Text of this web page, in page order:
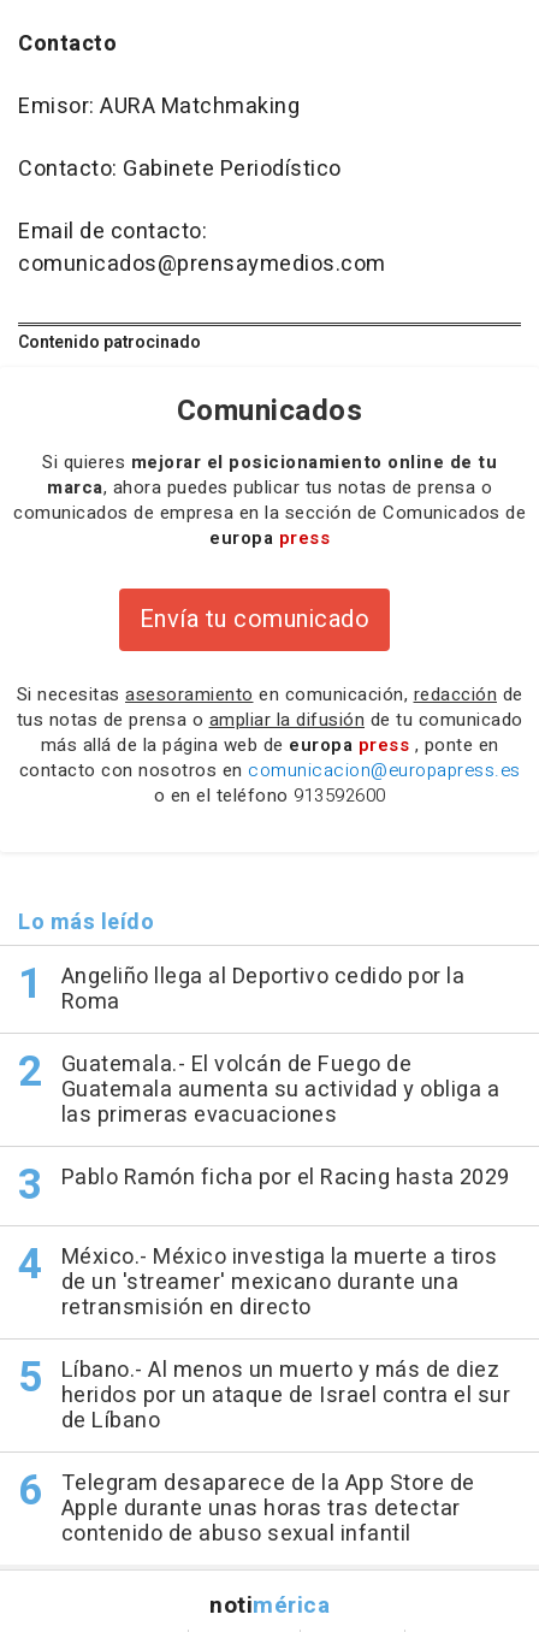
Contacto
Emisor: AURA Matchmaking
Contacto: Gabinete Periodístico
Email de contacto:
comunicados@prensaymedios.com
Contenido patrocinado
Comunicados
Si quieres mejorar el posicionamiento online de tu
marca, ahora puedes publicar tus notas de prensa o
comunicados de empresa en la sección de Comunicados de
europa press
Envía tu comunicado
Si necesitas asesoramiento en comunicación, redacción de
tus notas de prensa o ampliar la difusión de tu comunicado
más allá de la página web de europa press , ponte en
contacto con nosotros en comunicacion@europapress.es
o en el teléfono 913592600
Lo más leído
Angeliño llega al Deportivo cedido por la
Roma
Guatemala.- El volcán de Fuego de
Guatemala aumenta su actividad y obliga a
las primeras evacuaciones
Pablo Ramón ficha por el Racing hasta 2029
México.- México investiga la muerte a tiros
de un 'streamer' mexicano durante una
retransmisión en directo
Líbano.- Al menos un muerto y más de diez
heridos por un ataque de Israel contra el sur
de Líbano
Telegram desaparece de la App Store de
Apple durante unas horas tras detectar
contenido de abuso sexual infantil
notimérica